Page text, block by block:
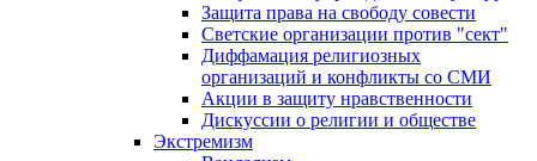
Защита права на свободу совести
Светские организации против "сект"
Диффамация религиозных
организаций и конфликты со СМИ
Акции в защиту нравственности
Дискуссии о религии и обществе
Экстремизм